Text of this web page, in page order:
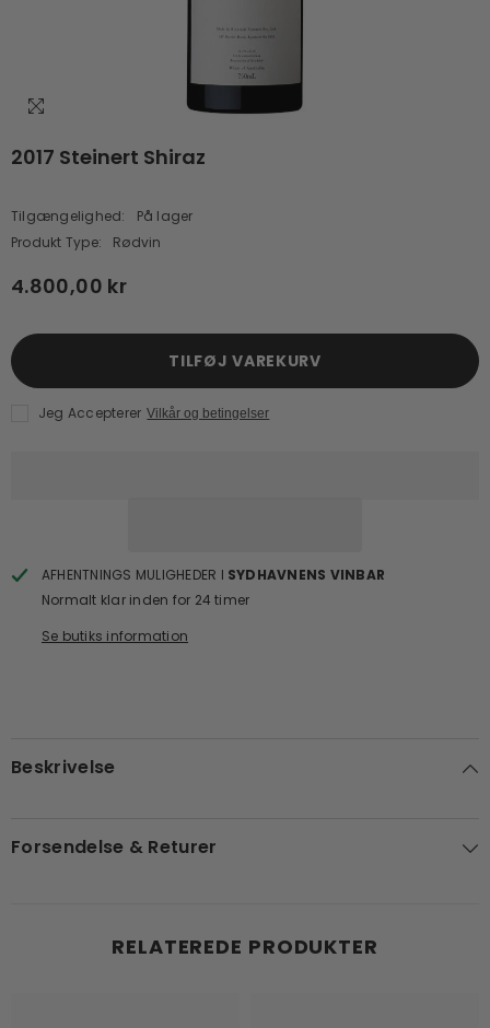
2017 Steinert Shiraz
Tilgængelighed:
På lager
Produkt Type:
Rødvin
4.800,00 kr
TILFØJ VAREKURV
Jeg Accepterer Vilkår og betingelser
AFHENTNINGS MULIGHEDER I SYDHAVNENS VINBAR
Normalt klar inden for 24 timer
Se butiks information
Beskrivelse
Forsendelse & Returer
RELATEREDE PRODUKTER